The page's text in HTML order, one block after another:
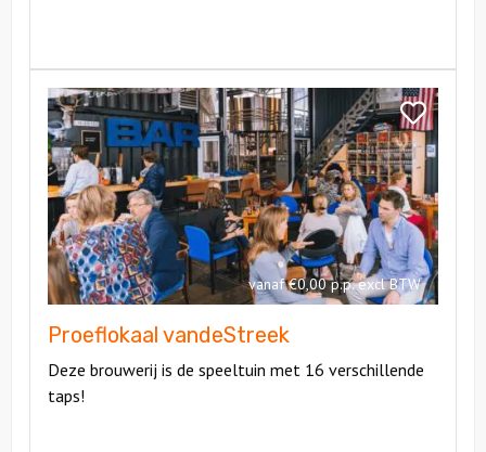
Bekijk
Proeflokaal
vanaf €0,00 p.p. excl BTW
Proeflokaal vandeStreek
Deze brouwerij is de speeltuin met 16 verschillende
taps!
Proeflokaal
vandeStreek